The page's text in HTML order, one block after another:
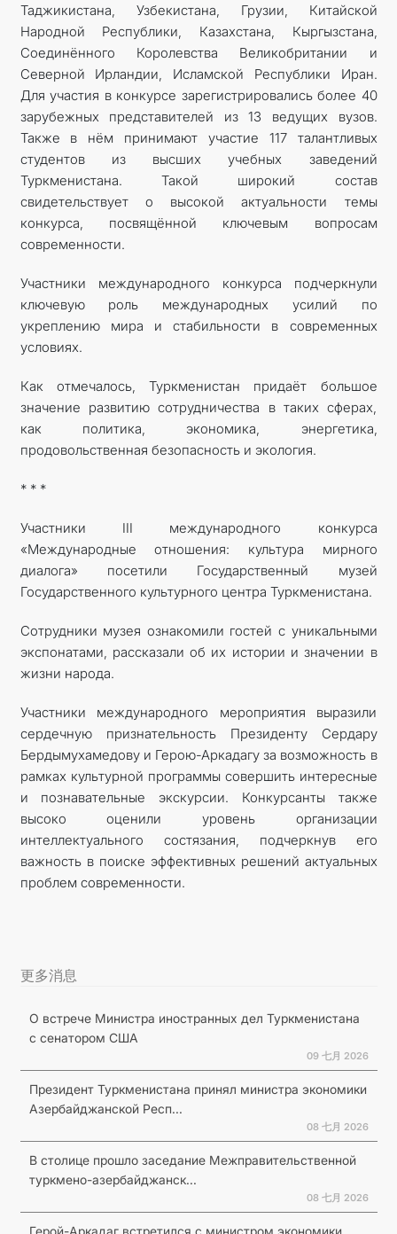
Таджикистана, Узбекистана, Грузии, Китайской
Народной Республики, Казахстана, Кыргызстана,
Соединённого Королевства Великобритании и
Северной Ирландии, Исламской Республики Иран.
Для участия в конкурсе зарегистрировались более 40
зарубежных представителей из 13 ведущих вузов.
Также в нём принимают участие 117 талантливых
студентов из высших учебных заведений
Туркменистана. Такой широкий состав
свидетельствует о высокой актуальности темы
конкурса, посвящённой ключевым вопросам
современности.
Участники международного конкурса подчеркнули
ключевую роль международных усилий по
укреплению мира и стабильности в современных
условиях.
Как отмечалось, Туркменистан придаёт большое
значение развитию сотрудничества в таких сферах,
как политика, экономика, энергетика,
продовольственная безопасность и экология.
* * *
Участники III международного конкурса
«Международные отношения: культура мирного
диалога» посетили Государственный музей
Государственного культурного центра Туркменистана.
Сотрудники музея ознакомили гостей с уникальными
экспонатами, рассказали об их истории и значении в
жизни народа.
Участники международного мероприятия выразили
сердечную признательность Президенту Сердару
Бердымухамедову и Герою-Аркадагу за возможность в
рамках культурной программы совершить интересные
и познавательные экскурсии. Конкурсанты также
высоко оценили уровень организации
интеллектуального состязания, подчеркнув его
важность в поиске эффективных решений актуальных
проблем современности.
更多消息
О встрече Министра иностранных дел Туркменистана
с сенатором США
09 七月 2026
Президент Туркменистана принял министра экономики
Азербайджанской Респ...
08 七月 2026
В столице прошло заседание Межправительственной
туркмено-азербайджанск...
08 七月 2026
Герой-Аркадаг встретился с министром экономики